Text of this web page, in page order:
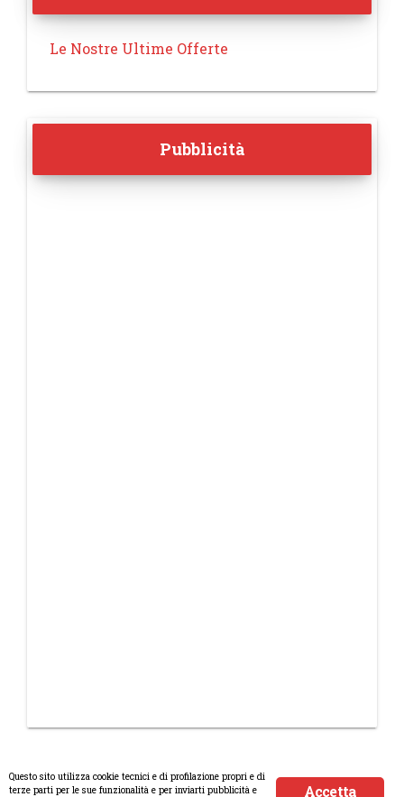
Le Nostre Ultime Offerte
Pubblicità
Accetta
Questo sito utilizza cookie tecnici e di profilazione propri e di
terze parti per le sue funzionalità e per inviarti pubblicità e